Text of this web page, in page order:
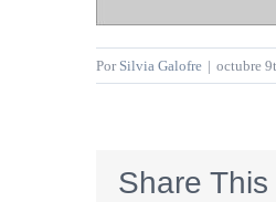
Por Silvia Galofre | octubre
Share